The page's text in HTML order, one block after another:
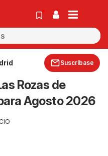
Suscríbase
Rozas de
Agosto 2026